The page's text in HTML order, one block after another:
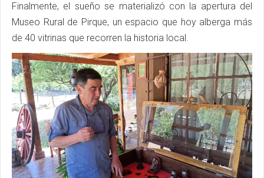
Finalmente, el sueño se materializó con la apertura del
Museo Rural de Pirque, un espacio que hoy alberga más
de 40 vitrinas que recorren la historia local.